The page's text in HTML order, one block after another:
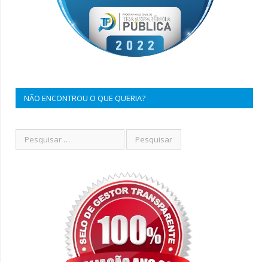
NÃO ENCONTROU O QUE QUERIA?